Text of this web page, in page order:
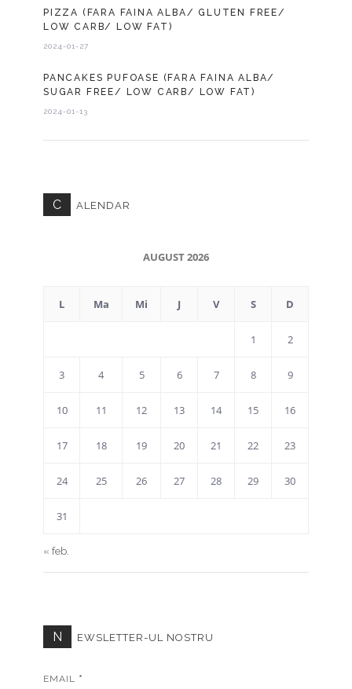
PIZZA (FARA FAINA ALBA/ GLUTEN FREE/
LOW CARB/ LOW FAT)
2024-01-27
PANCAKES PUFOASE (FARA FAINA ALBA/
SUGAR FREE/ LOW CARB/ LOW FAT)
2024-01-13
C ALENDAR
AUGUST 2026
L Ma Mi J V S D
1 2
3 4 5 6 7 8 9
10 11 12 13 14 15 16
17 18 19 20 21 22 23
24 25 26 27 28 29 30
31
« feb.
N EWSLETTER-UL NOSTRU
EMAIL *